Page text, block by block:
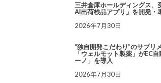
三井倉庫ホールディングス、
AI出荷検品アプリ」を開発・
2026年7月30日
“独自開発こだわり”のサプリ
「ウェルモット製薬」がEC
ーノ」を導入
2026年7月30日